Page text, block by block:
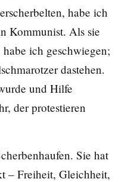
habe ich
Kommunist. Als sie
ich geschwiegen;
dastehen.
und Hilfe
der protestieren
Sie hat
– Freiheit, Gleichheit,